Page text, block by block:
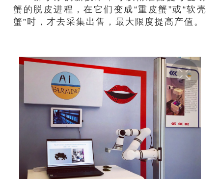
蟹的脱皮进程，在它们变成“重皮蟹”或“软壳
蟹”时，才去采集出售，最大限度提高产值。